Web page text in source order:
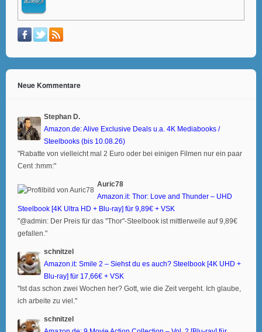
Neue Kommentare
Stephan D.
Amazon.de: Alive Exclusive Deals u.a. 4K Mediabooks /
Steelbooks (bis 10.08.26)
"Rabatte von vielleicht mal 2 Euro oder bei einigen Filmen nur ein paar
Cent :hmm:"
Auric78
Amazon.it: Thor: Love and Thunder – UHD
Steelbook [4K Ultra HD + Blu-ray] für 9,89€ + VSK
"@admin: Der Preis für das "Thor"-Steelbook ist mittlerweile auf 9,89€
gefallen."
schnitzel
Amazon.it: Smile 2 – Siehst du es auch? Steelbook [4K UHD +
Blu-ray] für 17,66€ + VSK
"Ist das schon zwei Wochen her? Gott, wie die Zeit vergeht. Ich glaube,
ich arbeite zu viel."
schnitzel